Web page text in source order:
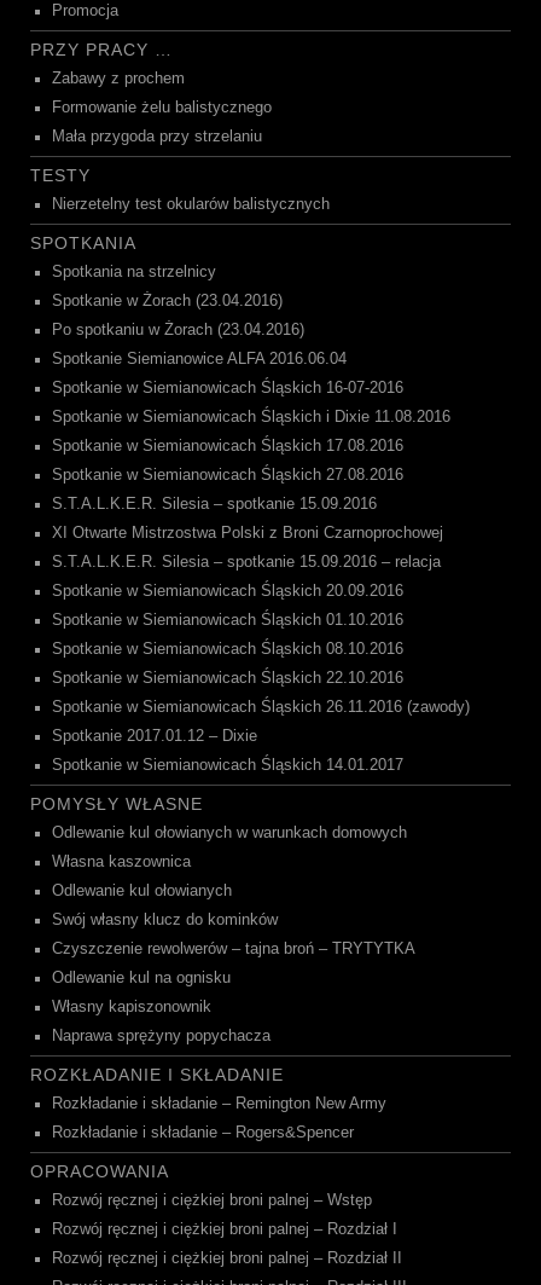
Promocja
PRZY PRACY …
Zabawy z prochem
Formowanie żelu balistycznego
Mała przygoda przy strzelaniu
TESTY
Nierzetelny test okularów balistycznych
SPOTKANIA
Spotkania na strzelnicy
Spotkanie w Żorach (23.04.2016)
Po spotkaniu w Żorach (23.04.2016)
Spotkanie Siemianowice ALFA 2016.06.04
Spotkanie w Siemianowicach Śląskich 16-07-2016
Spotkanie w Siemianowicach Śląskich i Dixie 11.08.2016
Spotkanie w Siemianowicach Śląskich 17.08.2016
Spotkanie w Siemianowicach Śląskich 27.08.2016
S.T.A.L.K.E.R. Silesia – spotkanie 15.09.2016
XI Otwarte Mistrzostwa Polski z Broni Czarnoprochowej
S.T.A.L.K.E.R. Silesia – spotkanie 15.09.2016 – relacja
Spotkanie w Siemianowicach Śląskich 20.09.2016
Spotkanie w Siemianowicach Śląskich 01.10.2016
Spotkanie w Siemianowicach Śląskich 08.10.2016
Spotkanie w Siemianowicach Śląskich 22.10.2016
Spotkanie w Siemianowicach Śląskich 26.11.2016 (zawody)
Spotkanie 2017.01.12 – Dixie
Spotkanie w Siemianowicach Śląskich 14.01.2017
POMYSŁY WŁASNE
Odlewanie kul ołowianych w warunkach domowych
Własna kaszownica
Odlewanie kul ołowianych
Swój własny klucz do kominków
Czyszczenie rewolwerów – tajna broń – TRYTYTKA
Odlewanie kul na ognisku
Własny kapiszonownik
Naprawa sprężyny popychacza
ROZKŁADANIE I SKŁADANIE
Rozkładanie i składanie – Remington New Army
Rozkładanie i składanie – Rogers&Spencer
OPRACOWANIA
Rozwój ręcznej i ciężkiej broni palnej – Wstęp
Rozwój ręcznej i ciężkiej broni palnej – Rozdział I
Rozwój ręcznej i ciężkiej broni palnej – Rozdział II